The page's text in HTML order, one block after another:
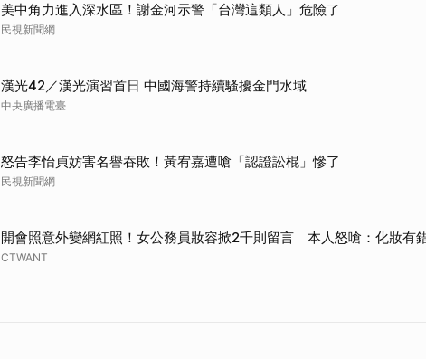
美中角力進入深水區！謝金河示警「台灣這類人」危險了
民視新聞網
漢光42／漢光演習首日 中國海警持續騷擾金門水域
中央廣播電臺
怒告李怡貞妨害名譽吞敗！黃宥嘉遭嗆「認證訟棍」慘了
民視新聞網
開會照意外變網紅照！女公務員妝容掀2千則留言 本人怒嗆：化妝有
CTWANT